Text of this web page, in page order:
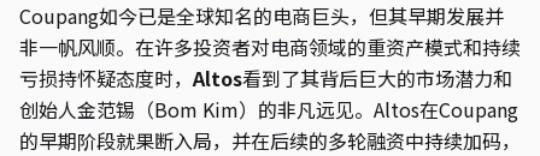
Coupang如今已是全球知名的电商巨头，但其早期发展并
非一帆风顺。在许多投资者对电商领域的重资产模式和持续
亏损持怀疑态度时，Altos看到了其背后巨大的市场潜力和
创始人金范锡（Bom Kim）的非凡远见。Altos在Coupang
的早期阶段就果断入局，并在后续的多轮融资中持续加码，